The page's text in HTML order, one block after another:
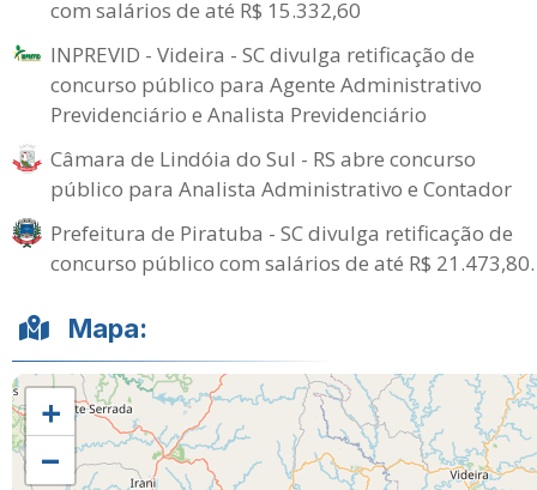
com salários de até R$ 15.332,60
INPREVID - Videira - SC divulga retificação de
concurso público para Agente Administrativo
Previdenciário e Analista Previdenciário
Câmara de Lindóia do Sul - RS abre concurso
público para Analista Administrativo e Contador
Prefeitura de Piratuba - SC divulga retificação de
concurso público com salários de até R$ 21.473,80.
Mapa:
+
−